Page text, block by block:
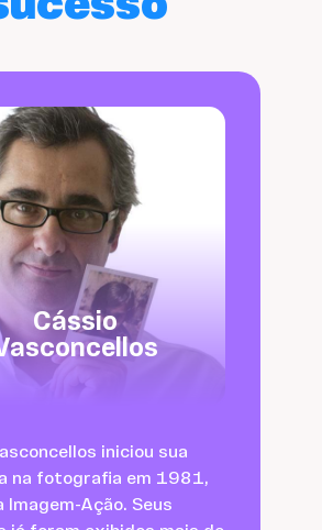
Cássio
iniciou sua
na fotografia em 1981,
Imagem-Ação. Seus